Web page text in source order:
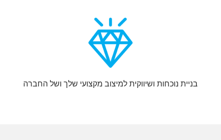
בניית נוכחות ושיווקית למיצוב מקצועי שלך ושל החברה